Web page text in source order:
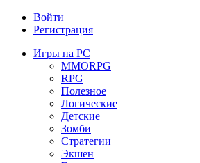
Войти
Регистрация
Игры на PC
MMORPG
RPG
Полезное
Логические
Детские
Зомби
Стратегии
Экшен